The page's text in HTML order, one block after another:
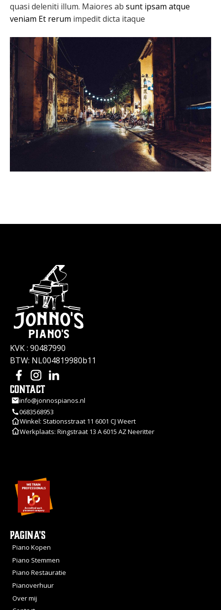
quasi deleniti illum. Maiores ab sunt ipsam atque
veniam Et rerum impedit dicta itaque
KVK : 90487990
BTW: NL004819980b11
Contact
info@jonnospianos.nl
0683568953
Winkel: Stationsstraat 11 6001 CJ Weert
Werkplaats: Ringstraat 13 A 6015 AZ Neeritter
Pagina's
Piano Kopen
Piano Stemmen
Piano Restauratie
Pianoverhuur
Over mij